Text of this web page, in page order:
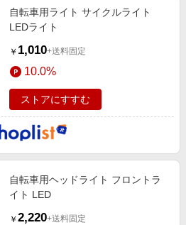
自転車用ライト サイクルライト
LEDライト
￥ 1,010+送料固定
10.0%
ストアにすすむ
自転車用ヘッドライト フロントラ
イト LED
￥ 2,220+送料固定